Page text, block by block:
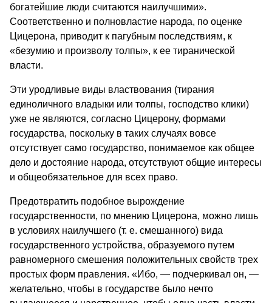
богатейшие люди считаются наилучшими».
Соответственно и полновластие народа, по оценке
Цицерона, приводит к пагубным последствиям, к
«безумию и произволу толпы», к ее тиранической
власти.
Эти уродливые виды властвования (тирания
единоличного владыки или толпы, господство клики)
уже не являются, согласно Цицерону, формами
государства, поскольку в таких случаях вовсе
отсутствует само государство, понимаемое как общее
дело и достояние народа, отсутствуют общие интересы
и общеобязательное для всех право.
Предотвратить подобное вырождение
государственности, по мнению Цицерона, можно лишь
в условиях наилучшего (т. е. смешанного) вида
государственного устройства, образуемого путем
равномерного смешения положительных свойств трех
простых форм правления. «Ибо, — подчеркивал он, —
желательно, чтобы в государстве было нечто